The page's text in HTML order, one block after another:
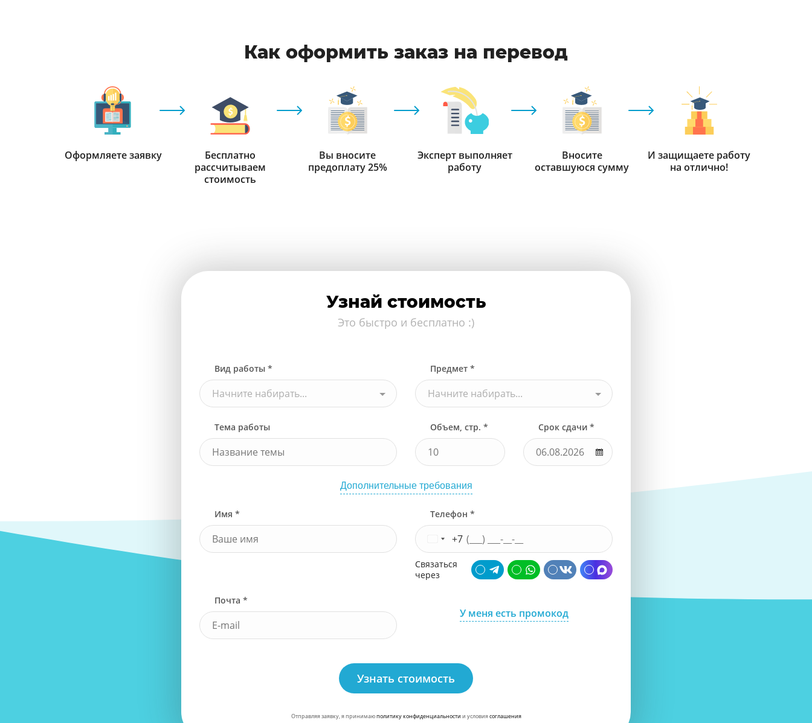
Как оформить заказ на перевод
Оформляете заявку
Бесплатно
рассчитываем
стоимость
Вы вносите
предоплату 25%
Эксперт выполняет
работу
Вносите
оставшуюся сумму
И защищаете работу
на отлично!
Узнай стоимость
Это быстро и бесплатно :)
Вид работы *
Начните набирать...
Предмет *
Начните набирать...
Тема работы Объем, стр. * Срок сдачи *
Дополнительные требования
Имя * Телефон *
+7
Связаться
через
Почта *
У меня есть промокод
Узнать стоимость
Отправляя заявку, я принимаюполитику конфиденциальности и условиясоглашения